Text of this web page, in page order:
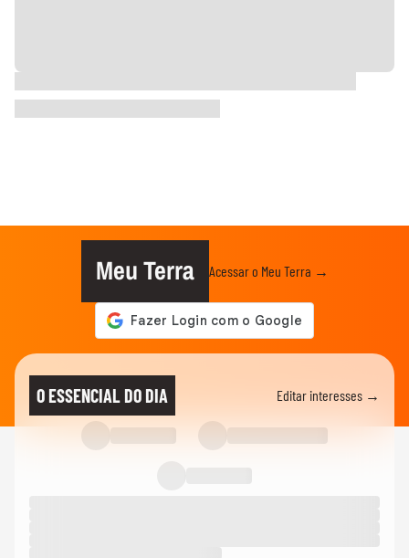
Meu Terra Acessar o Meu Terra →
O ESSENCIAL DO DIA Editar interesses →